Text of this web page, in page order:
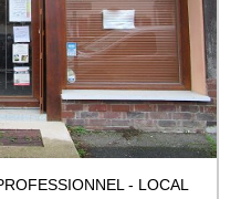
- LOCAL